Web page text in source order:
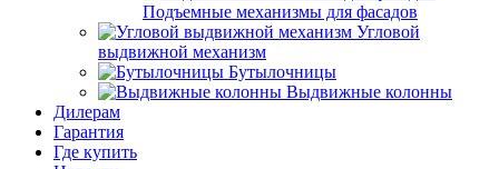
Подъемные механизмы для фасадов
Угловой
выдвижной механизм
Бутылочницы
Выдвижные колонны
Дилерам
Гарантия
Где купить